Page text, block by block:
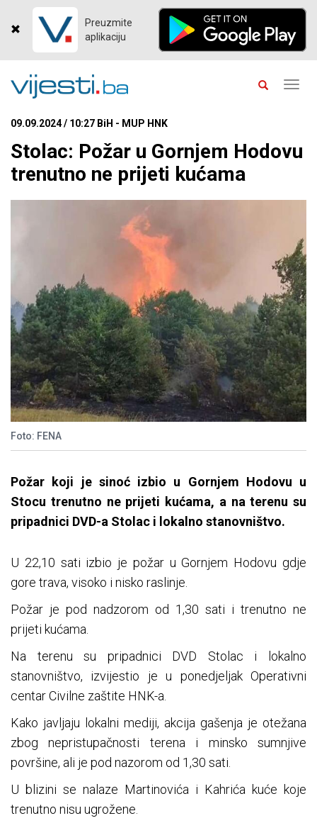
Preuzmite
aplikaciju
09.09.2024 / 10:27 BiH - MUP HNK
Stolac: Požar u Gornjem Hodovu
trenutno ne prijeti kućama
Foto: FENA
Požar koji je sinoć izbio u Gornjem Hodovu u
Stocu trenutno ne prijeti kućama, a na terenu su
pripadnici DVD-a Stolac i lokalno stanovništvo.
U 22,10 sati izbio je požar u Gornjem Hodovu gdje
gore trava, visoko i nisko raslinje.
Požar je pod nadzorom od 1,30 sati i trenutno ne
prijeti kućama.
Na terenu su pripadnici DVD Stolac i lokalno
stanovništvo, izvijestio je u ponedjeljak Operativni
centar Civilne zaštite HNK-a.
Kako javljaju lokalni mediji, akcija gašenja je otežana
zbog nepristupačnosti terena i minsko sumnjive
površine, ali je pod nazorom od 1,30 sati.
U blizini se nalaze Martinovića i Kahrića kuće koje
trenutno nisu ugrožene.